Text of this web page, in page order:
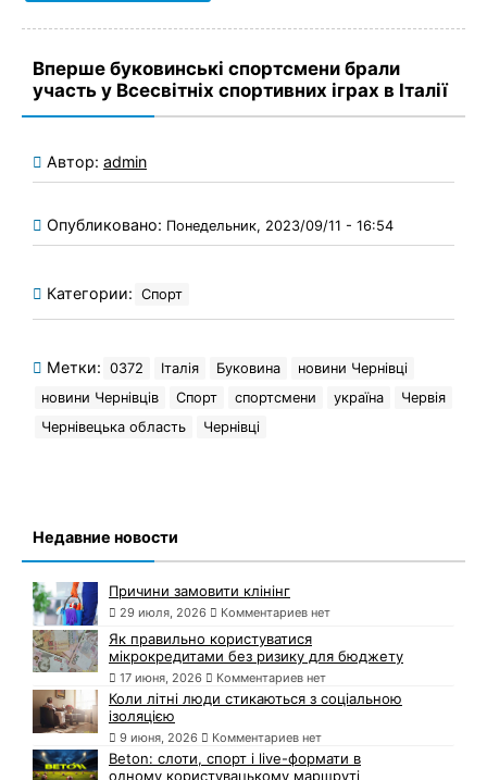
Вперше буковинські спортсмени брали
участь у Всесвітніх спортивних іграх в Італії
Автор: admin
Опубликовано: Понедельник, 2023/09/11 - 16:54
Категории: Спорт
Метки: 0372 Італія Буковина
новини Чернівці
новини Чернівців
Спорт спортсмени україна
Червія
Чернівецька область
Чернівці
Недавние новости
Причини замовити клінінг
29 июля, 2026 Комментариев нет
Як правильно користуватися
мікрокредитами без ризику для бюджету
17 июня, 2026 Комментариев нет
Коли літні люди стикаються з соціальною
ізоляцією
9 июня, 2026 Комментариев нет
Beton: слоти, спорт і live-формати в
одному користувацькому маршруті